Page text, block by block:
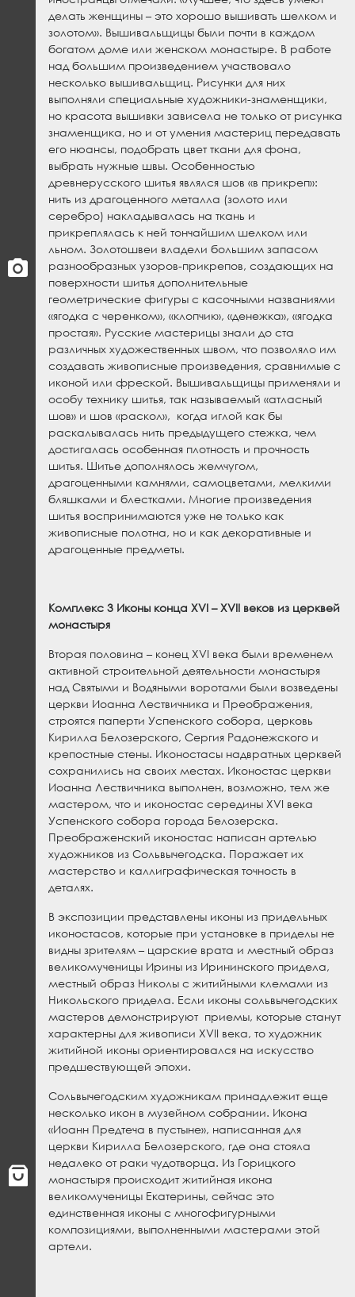
делать женщины – это хорошо вышивать шелком и
золотом». Вышивальщицы были почти в каждом
богатом доме или женском монастыре. В работе
над большим произведением участвовало
несколько вышивальщиц. Рисунки для них
выполняли специальные художники-знаменщики,
но красота вышивки зависела не только от рисунка
знаменщика, но и от умения мастериц передавать
его нюансы, подобрать цвет ткани для фона,
выбрать нужные швы. Особенностью
древнерусского шитья являлся шов «в прикреп»:
нить из драгоценного металла (золото или
серебро) накладывалась на ткань и
прикреплялась к ней тончайшим шелком или
льном. Золотошвеи владели большим запасом
разнообразных узоров-прикрепов, создающих на
поверхности шитья дополнительные
геометрические фигуры с касочными названиями
«ягодка с черенком», «клопчик», «денежка», «ягодка
простая». Русские мастерицы знали до ста
различных художественных швом, что позволяло им
создавать живописные произведения, сравнимые с
иконой или фреской. Вышивальщицы применяли и
особу технику шитья, так называемый «атласный
шов» и шов «раскол», когда иглой как бы
раскалывалась нить предыдущего стежка, чем
достигалась особенная плотность и прочность
шитья. Шитье дополнялось жемчугом,
драгоценными камнями, самоцветами, мелкими
бляшками и блестками. Многие произведения
шитья воспринимаются уже не только как
живописные полотна, но и как декоративные и
драгоценные предметы.
Комплекс 3 Иконы конца XVI –XVII веков из церквей
монастыря
Вторая половина – конец XVI века были временем
активной строительной деятельности монастыря
над Святыми и Водяными воротами были возведены
церкви Иоанна Лествичника и Преображения,
строятся паперти Успенского собора, церковь
Кирилла Белозерского, Сергия Радонежского и
крепостные стены. Иконостасы надвратных церквей
сохранились на своих местах. Иконостас церкви
Иоанна Лествичника выполнен, возможно, тем же
мастером, что и иконостас середины XVI века
Успенского собора города Белозерска.
Преображенский иконостас написан артелью
художников из Сольвычегодска. Поражает их
мастерство и каллиграфическая точность в
деталях.
В экспозиции представлены иконы из придельных
иконостасов, которые при установке в приделы не
видны зрителям – царские врата и местный образ
великомученицы Ирины из Ирининского придела,
местный образ Николы с житийными клемами из
Никольского придела. Если иконы сольвычегодских
мастеров демонстрируют приемы, которые станут
характерны для живописи XVII века, то художник
житийной иконы ориентировался на искусство
предшествующей эпохи.
Сольвычегодским художникам принадлежит еще
несколько икон в музейном собрании. Икона
«Иоанн Предтеча в пустыне», написанная для
церкви Кирилла Белозерского, где она стояла
недалеко от раки чудотворца. Из Горицкого
монастыря происходит житийная икона
великомученицы Екатерины, сейчас это
единственная иконы с многофигурными
композициями, выполненными мастерами этой
артели.